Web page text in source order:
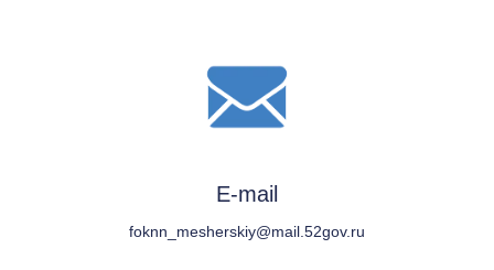
E-mail
foknn_mesherskiy@mail.52gov.ru